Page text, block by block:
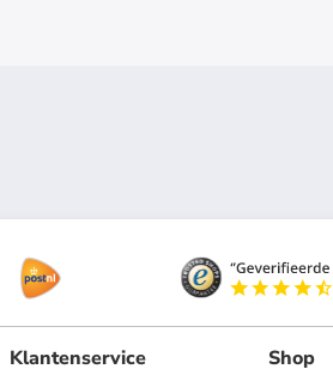
Klantenservice Shop